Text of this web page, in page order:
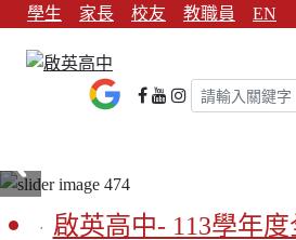
學生 家長 校友 教職員 EN
啟英高中- 113學年